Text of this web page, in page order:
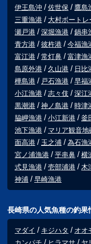
伊王島沖
佐世保 鷹島
三重漁港
大村ボートレ
瀬戸港
深堀漁港 鍋串
青方港
彼杵港 今福漁
富江港
常灯鼻 富津漁
島原外港
久山港 日比
樺島港
戸石漁港 早福
小江漁港
志々伎 深江
黒潮港
神ノ島港 時津
脇岬漁港
小江新港 釜
池下漁港
マリア観音地
面高港
玉之浦 為石漁
宮ノ浦漁港
平串鼻 横
式見漁港
壱部浦港 木
神浦
早崎漁港
長崎県の人気魚種の釣果
マダイ キジハタ オオ
カンパチ
ヒラマサ ヤ